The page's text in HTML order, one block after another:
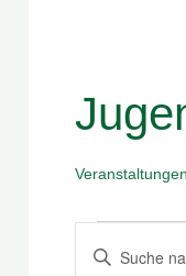
Veranstaltungen
Bitte